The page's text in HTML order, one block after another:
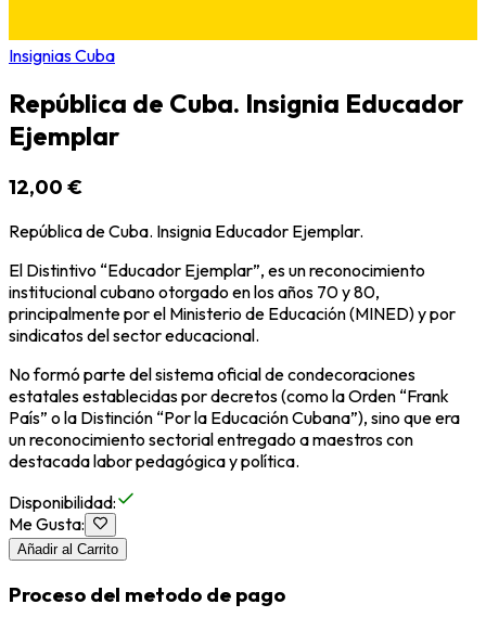
Insignias Cuba
República de Cuba. Insignia Educador
Ejemplar
12,00 €
República de Cuba. Insignia Educador Ejemplar.
El Distintivo “Educador Ejemplar”, es un reconocimiento
institucional cubano otorgado en los años 70 y 80,
principalmente por el Ministerio de Educación (MINED) y por
sindicatos del sector educacional.
No formó parte del sistema oficial de condecoraciones
estatales establecidas por decretos (como la Orden “Frank
País” o la Distinción “Por la Educación Cubana”), sino que era
un reconocimiento sectorial entregado a maestros con
destacada labor pedagógica y política.
Disponibilidad:
Me Gusta:
Añadir al Carrito
Proceso del metodo de pago